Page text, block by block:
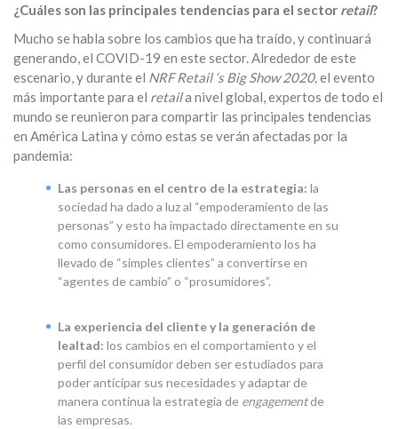
¿Cuáles son las principales tendencias para el sector retail?
Mucho se habla sobre los cambios que ha traído, y continuará
generando, el COVID-19 en este sector. Alrededor de este
escenario, y durante el NRF Retail ‘s Big Show 2020,el evento
más importante para el retaila nivel global, expertos de todo el
mundo se reunieron para compartir las principales tendencias
en América Latina y cómo estas se verán afectadas por la
pandemia:
Las personas en el centro de la estrategia: la
sociedad ha dado a luz al “empoderamiento de las
personas” y esto ha impactado directamente en su
como consumidores. El empoderamiento los ha
llevado de “simples clientes” a convertirse en
“agentes de cambio” o “prosumidores”.
La experiencia del cliente y la generación de
lealtad: los cambios en el comportamiento y el
perfil del consumidor deben ser estudiados para
poder anticipar sus necesidades y adaptar de
manera continua la estrategia de engagementde
las empresas.